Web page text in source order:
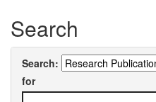
Search
Search:
for